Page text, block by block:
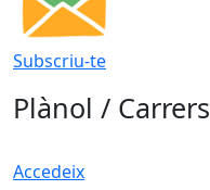
Subscriu-te
Plànol / Carrers
Accedeix